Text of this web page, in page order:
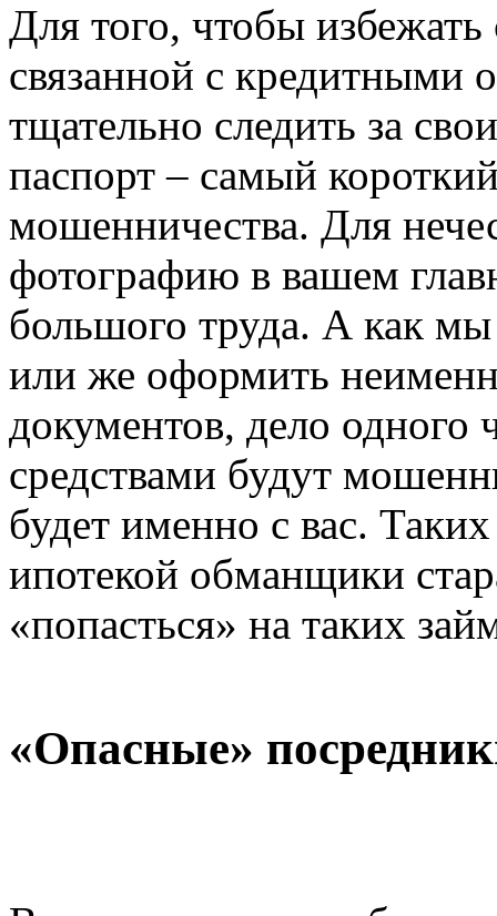
Для того, чтобы
связанной с
тщательно следить за
паспорт – самый
мошенничества. Для
фотографию в вашем
большого труда. А как мы
или же оформить
документов, дело одного
средствами будут
будет именно с вас.
ипотекой обманщики
«попасться» на таких
«Опасные»